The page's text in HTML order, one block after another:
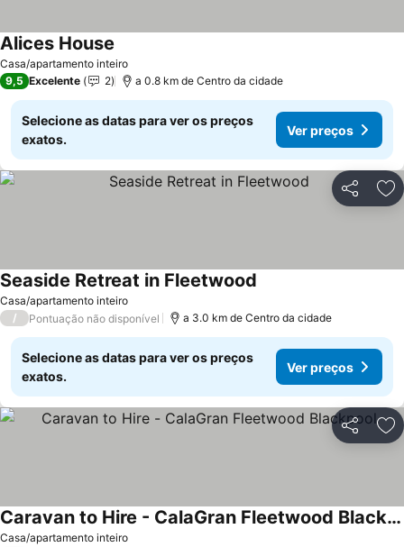
Casa/apartamento inteiro
Alices House
9,5 Excelente 2 a 0.8 km de Centro da cidade
Selecione as datas para ver os preços
exatos.
Ver preços
Partilhar
Casa/apartamento inteiro
Seaside Retreat in Fleetwood
/ Pontuação não disponível a 3.0 km de Centro da cidade
Selecione as datas para ver os preços
exatos.
Ver preços
Partilhar
Casa/apartamento inteiro
Caravan to Hire - CalaGran Fleetwood Blackpool